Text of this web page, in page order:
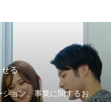
る
ョン、事業に関するお